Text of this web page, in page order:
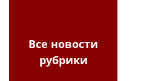
Все новости
рубрики